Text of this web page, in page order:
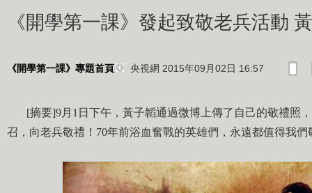
《開學第一課》發起致敬老兵活動
《開學第一課》專題首頁 央視網 2015年09月02日 16:57
[摘要]9月1日下午，黃子韜通過微博上傳了自己的敬禮照
召，向老兵敬禮！70年前浴血奮戰的英雄們，永遠都值得我們